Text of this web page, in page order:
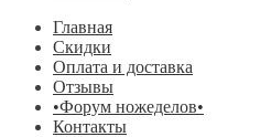
Главная
Скидки
Оплата и доставка
Отзывы
•Форум ножеделов•
Контакты